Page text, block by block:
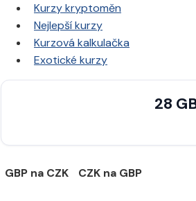
Kurzy kryptoměn
Nejlepší kurzy
Kurzová kalkulačka
Exotické kurzy
28
GBP na CZK CZK na GBP